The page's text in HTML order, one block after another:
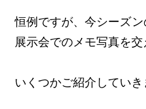
恒例ですが、今シーズ
展示会でのメモ写真を交
いくつかご紹介していき